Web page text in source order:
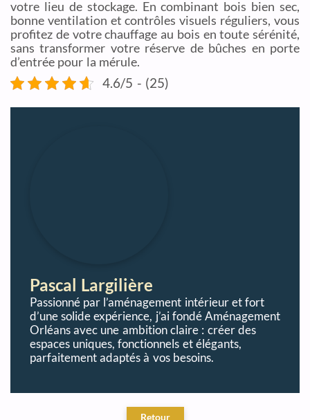
votre lieu de stockage. En combinant bois bien sec,
bonne ventilation et contrôles visuels réguliers, vous
profitez de votre chauffage au bois en toute sérénité,
sans transformer votre réserve de bûches en porte
d’entrée pour la mérule.
4.6/5 - (25)
Pascal Largilière
Passionné par l’aménagement intérieur et fort
d’une solide expérience, j’ai fondé Aménagement
Orléans avec une ambition claire : créer des
espaces uniques, fonctionnels et élégants,
parfaitement adaptés à vos besoins.